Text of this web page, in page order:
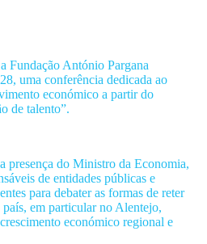
Fundação António Pargana
uma conferência dedicada ao
económico a partir do
de talento”.
presença do Ministro da Economia,
de entidades públicas e
para debater as formas de reter
em particular no Alentejo,
económico regional e